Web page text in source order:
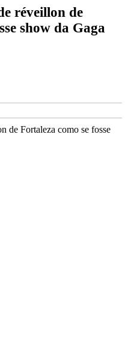
réveillon de
show da Gaga